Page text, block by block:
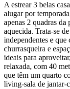
A estrear 3 belas
alugar por
apenas 2 quadras
aquecida. Trata-se
independentes e
churrasqueira e
ideais para
relaxada, com 40
que têm um quarto
living-sala de jantar-